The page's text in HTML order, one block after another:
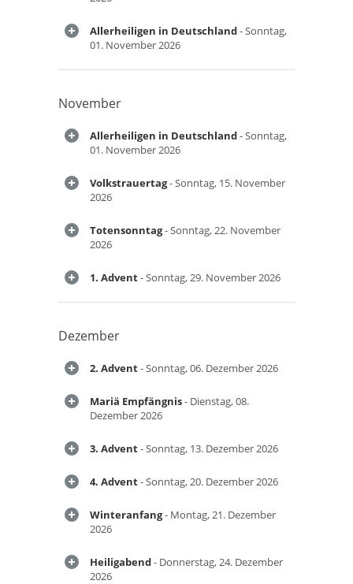
Allerheiligen in Deutschland- Sonntag,
01. November 2026
November
Allerheiligen in Deutschland- Sonntag,
01. November 2026
Volkstrauertag- Sonntag, 15. November
2026
Totensonntag- Sonntag, 22. November
2026
1. Advent- Sonntag, 29. November 2026
Dezember
2. Advent- Sonntag, 06. Dezember 2026
Mariä Empfängnis- Dienstag, 08.
Dezember 2026
3. Advent- Sonntag, 13. Dezember 2026
4. Advent- Sonntag, 20. Dezember 2026
Winteranfang- Montag, 21. Dezember
2026
Heiligabend- Donnerstag, 24. Dezember
2026